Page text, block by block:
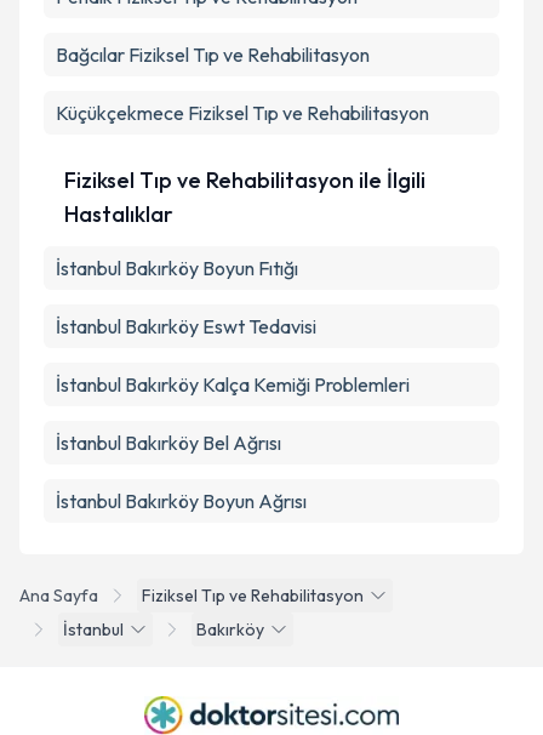
Ana Sayfa
Fiziksel Tıp ve Rehabilitasyon
İstanbul
Bakırköy
Bağcılar Fiziksel Tıp ve Rehabilitasyon
Küçükçekmece Fiziksel Tıp ve Rehabilitasyon
Fiziksel Tıp ve Rehabilitasyon ile İlgili
Hastalıklar
İstanbul Bakırköy Boyun Fıtığı
İstanbul Bakırköy Eswt Tedavisi
İstanbul Bakırköy Kalça Kemiği Problemleri
İstanbul Bakırköy Bel Ağrısı
İstanbul Bakırköy Boyun Ağrısı